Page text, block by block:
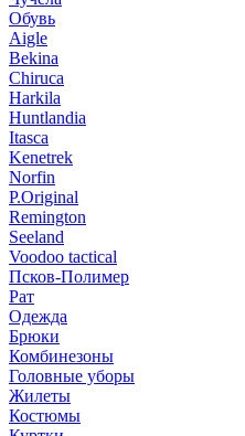
Обувь
Aigle
Bekina
Chiruсa
Harkila
Huntlandia
Itasca
Kenetrek
Norfin
P.Original
Remington
Seeland
Voodoo tactical
Псков-Полимер
Рат
Одежда
Брюки
Комбинезоны
Головные уборы
Жилеты
Костюмы